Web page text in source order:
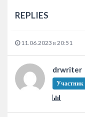
REPLIES
11.06.2023 в 20:51
drwriter
Участник